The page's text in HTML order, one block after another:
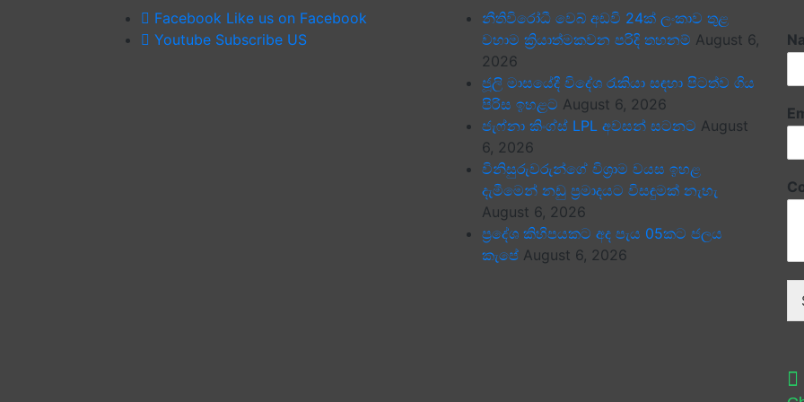
Facebook Like us on Facebook
Youtube Subscribe US
නීතිවිරෝධී වෙබ් අඩවි 24ක් ලංකාව තුළ
වහාම ක්‍රියාත්මකවන පරිදි තහනම් August 6,
2026
ජූලි මාසයේදී විදේශ රැකියා සඳහා පිටත්ව ගිය
පිරිස ඉහළට August 6, 2026
ජැෆ්නා කිංග්ස් LPL අවසන් සටනට August
6, 2026
විනිසුරුවරුන්ගේ විශ්‍රාම වයස ඉහළ
දැමීමෙන් නඩු ප්‍රමාදයට විසඳුමක් නැහැ
August 6, 2026
ප්‍රදේශ කිහිපයකට අද පැය 05කට ජලය
කැපේ August 6, 2026